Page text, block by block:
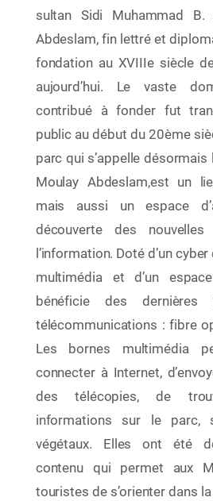
Entre culture,
environnementale, la
pour la Protection de
donne rendez-vous à la 31ᵉ
International de
27 Nov 2025
La 24e Réunion des
(COP24) à la Convention de
Protocoles (Caire, Égypte —
sultan Sidi Muhammad B.
Abdeslam, fin lettré et
fondation au XVIIIe siècle
aujourd’hui. Le vaste
contribué à fonder fut
public au début du 20ème
parc qui s’appelle
Moulay Abdeslam,est un
mais aussi un espace
découverte des
l’information. Doté d’un
multimédia et d’un
bénéficie des dernières
télécommunications : fibre
Les bornes multimédia
connecter à Internet,
des télécopies, de
informations sur le parc,
végétaux. Elles ont été
contenu qui permet aux
touristes de s’orienter dans